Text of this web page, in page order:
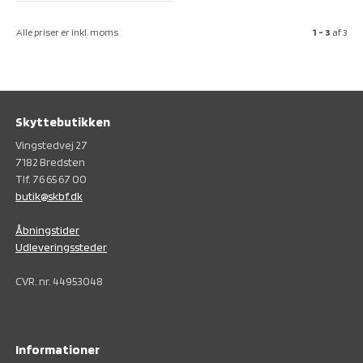
Alle priser er inkl. moms 1 - 3 af3
Skyttebutikken
Vingstedvej 27
7182 Bredsten
Tlf. 76 65 67 00
butik@skbf.dk
Åbningstider
Udleveringssteder
CVR. nr. 44953048
Informationer